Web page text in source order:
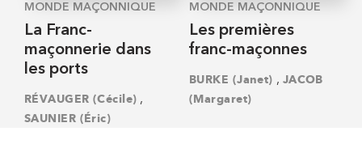
MONDE MAÇONNIQUE
La Franc-
maçonnerie dans
les ports
RÉVAUGER (Cécile) ,
SAUNIER (Éric)
MONDE MAÇONNIQUE
Les premières
franc-maçonnes
BURKE (Janet) , JACOB
(Margaret)